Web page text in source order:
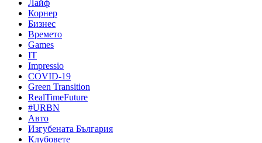
Лайф
Корнер
Бизнес
Времето
Games
IT
Impressio
COVID-19
Green Transition
RealTimeFuture
#URBN
Авто
Изгубената България
Клубовете